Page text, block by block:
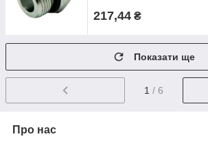
217,44 ₴
Показати ще
1 / 6
Про нас